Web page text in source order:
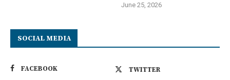
June 25, 2026
SOCIAL MEDIA
FACEBOOK TWITTER